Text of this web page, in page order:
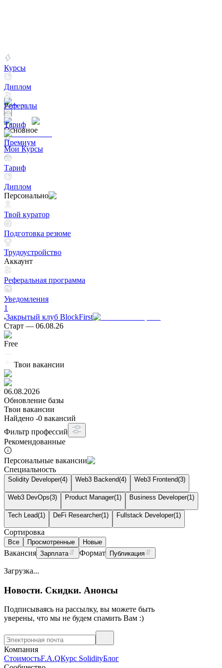
Курсы
Диплом
Рефералы
Тариф
Премиум
Основное
Мои Курсы
Тариф
Диплом
Персонально
Твой куратор
Подготовка резюме
Трудоустройство
Аккаунт
Реферальная программа
Уведомления
1
Закрытый клуб BlockFirst
Старт — 06.08.26
Free
Твои вакансии
06.08.2026
Обновление базы
Твои вакансии
Найдено -0 вакансий
Фильтр профессий
Рекомендованные
Персональные вакансии
Специальность
Solidity Developer(4) Web3 Backend(4) Web3 Frontend(3)
Web3 DevOps(3) Product Manager(1) Business Developer(1)
Tech Lead(1) DeFi Researcher(1) Fullstack Developer(1)
Cортировка
Все Просмотренные Новые
Вакансия Зарплата Формат Публикация
Загрузка...
Новости. Скидки. Анонсы
Подписываясь на рассылку, вы можете быть
уверены, что мы не будем спамить Вам :)
Компания
СтоимостьF.A.QКурс SolidityБлог